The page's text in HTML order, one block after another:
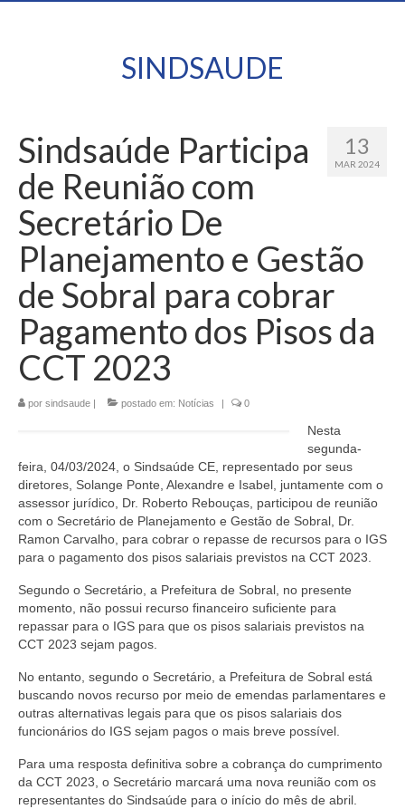
SINDSAUDE
13
MAR 2024
Sindsaúde Participa
de Reunião com
Secretário De
Planejamento e Gestão
de Sobral para cobrar
Pagamento dos Pisos da
CCT 2023
por sindsaude | postado em: Notícias | 0
Nesta
segunda-
feira, 04/03/2024, o Sindsaúde CE, representado por seus
diretores, Solange Ponte, Alexandre e Isabel, juntamente com o
assessor jurídico, Dr. Roberto Rebouças, participou de reunião
com o Secretário de Planejamento e Gestão de Sobral, Dr.
Ramon Carvalho, para cobrar o repasse de recursos para o IGS
para o pagamento dos pisos salariais previstos na CCT 2023.
Segundo o Secretário, a Prefeitura de Sobral, no presente
momento, não possui recurso financeiro suficiente para
repassar para o IGS para que os pisos salariais previstos na
CCT 2023 sejam pagos.
No entanto, segundo o Secretário, a Prefeitura de Sobral está
buscando novos recurso por meio de emendas parlamentares e
outras alternativas legais para que os pisos salariais dos
funcionários do IGS sejam pagos o mais breve possível.
Para uma resposta definitiva sobre a cobrança do cumprimento
da CCT 2023, o Secretário marcará uma nova reunião com os
representantes do Sindsaúde para o início do mês de abril.